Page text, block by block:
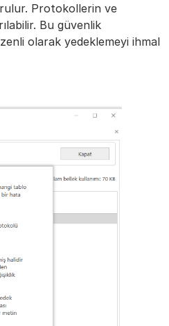
Protokollerin ve
Bu güvenlik
olarak yedeklemeyi ihmal